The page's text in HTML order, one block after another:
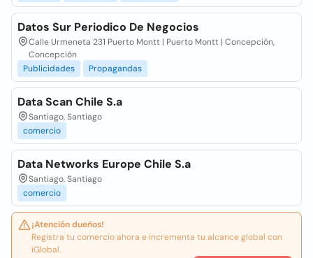
Datos Sur Periodico De Negocios
Calle Urmeneta 231 Puerto Montt | Puerto Montt | Concepción,
Concepción
Publicidades
Propagandas
Data Scan Chile S.a
Santiago, Santiago
comercio
Data Networks Europe Chile S.a
Santiago, Santiago
comercio
¡Atención dueños!
Registra tu comercio ahora e incrementa tu alcance global con
iGlobal.